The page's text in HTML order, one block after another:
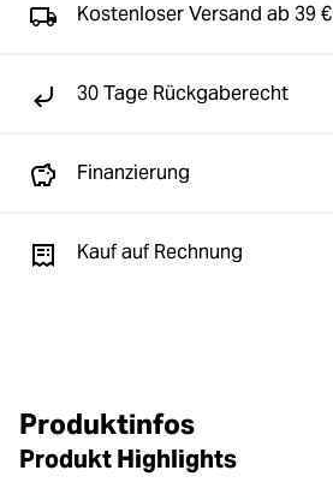
Kostenloser Versand ab 39 €
30 Tage Rückgaberecht
Finanzierung
Kauf auf Rechnung
Produktinfos
Produkt Highlights